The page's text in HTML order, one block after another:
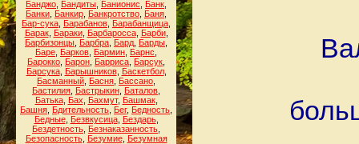
Банджо Бандиты Банионис Банк
Банки Банкир Банкротство Баня
Бар-сука Барабанов Барабанщица
Барак, Бараки, Барбаросса, Барби,
Барбизонцы Барбра Бард Барды
Баре Барков Бармин Барнс
Барокко Барон Барриса Барсук
Барсука, Барышников, Баскетбол,
Басманный Басня Бассано
Бастилия Бастрыкин Баталов
Батька, Бах Бахмут, Башмак,
Башня Бдительность Бег, Бедность
Бедные, Безвкусица, Бездарь,
Бездетность Безнаказанность
Безопасность, Безумие, Безумная